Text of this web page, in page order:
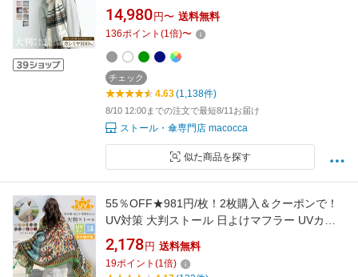
マフラー 秋冬 秋 冬 カシミヤストール 大判スト
ール チェック柄 ギフト クリスマス プレゼント
送料無料 8900 8958 8612
14,980 円〜 送料無料
136ポイント (1倍)〜
チェック
4.63(1,138件)
8/10 12:00までの注文で最短8/11お届け
ストール・傘専門店 macocca
似た商品を探す
55％OFF★981円/枚！2枚購入＆クーポンで！
UV対策 大判ストール 日よけマフラー UVカッ
ト レディース やわらか ガーゼ 春夏 秋冬 大判
サイズ 薄手 紫外線対策 冷房対策 日焼け防止 小
顔効果 巻き物 肩掛け 母の日 ギフト プレゼント
2,178 円 送料無料
19ポイント (1倍)